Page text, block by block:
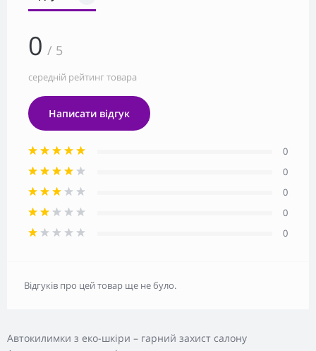
Автокилимки з еко-шкіри – гарний захист салону
0 / 5
середній рейтинг товара
Написати відгук
0
0
0
0
0
Відгуків про цей товар ще не було.